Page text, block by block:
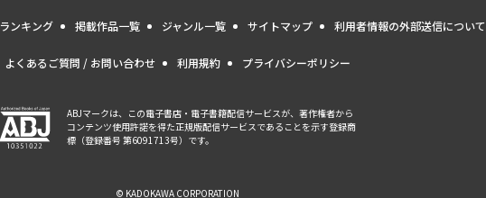
ランキング 掲載作品一覧 ジャンル一覧 サイトマップ 利用者情報の外部送信について
よくあるご質問 / お問い合わせ 利用規約 プライバシーポリシー
ABJマークは、この電子書店・電子書籍配信サービスが、著作権者から
コンテンツ使用許諾を得た正規版配信サービスであることを示す登録商
標（登録番号 第6091713号）です。
© KADOKAWA CORPORATION